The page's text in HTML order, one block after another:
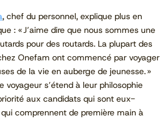
, chef du personnel, explique plus en
: « J’aime dire que nous sommes une
pour des routards. La plupart des
Onefam ont commencé par voyager
de la vie en auberge de jeunesse. »
voyageur s’étend à leur philosophie
aux candidats qui sont eux-
comprennent de première main à